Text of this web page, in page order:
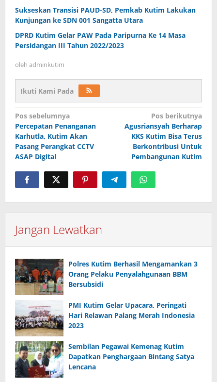
Sukseskan Transisi PAUD-SD, Pemkab Kutim Lakukan
Kunjungan ke SDN 001 Sangatta Utara
DPRD Kutim Gelar PAW Pada Paripurna Ke 14 Masa
Persidangan III Tahun 2022/2023
oleh adminkutim
Ikuti Kami Pada
Navigasi
pos
Pos sebelumnya
Percepatan Penanganan
Karhutla, Kutim Akan
Pasang Perangkat CCTV
ASAP Digital
Pos berikutnya
Agusriansyah Berharap
KKS Kutim Bisa Terus
Berkontribusi Untuk
Pembangunan Kutim
Jangan Lewatkan
Polres Kutim Berhasil Mengamankan 3
Orang Pelaku Penyalahgunaan BBM
Bersubsidi
PMI Kutim Gelar Upacara, Peringati
Hari Relawan Palang Merah Indonesia
2023
Sembilan Pegawai Kemenag Kutim
Dapatkan Penghargaan Bintang Satya
Lencana